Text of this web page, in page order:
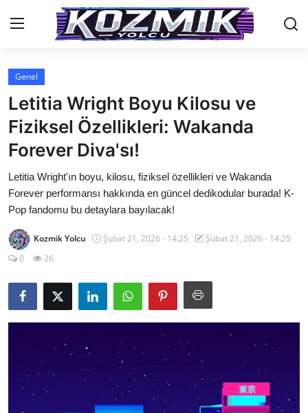
Anasayfa
İletişim
Genel
Anime Önerileri
Kore Dünyası
Anime Karakterleri
Dizi & Film
Genel
Letitia Wright Boyu Kilosu ve
Fiziksel Özellikleri: Wakanda
Forever Diva'sı!
Letitia Wright'ın boyu, kilosu, fiziksel özellikleri ve Wakanda
Forever performansı hakkında en güncel dedikodular burada! K-
Pop fandomu bu detaylara bayılacak!
Kozmik Yolcu Şubat 21, 2026 - 14:25
Şubat 21, 2026 - 14:25
0
26